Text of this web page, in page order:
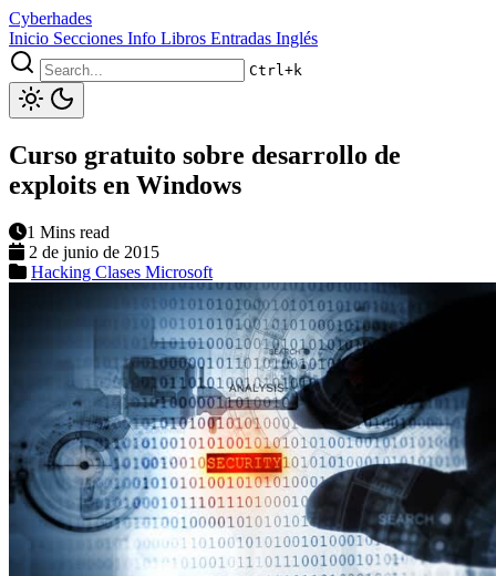
Cyberhades
Inicio Secciones Info Libros Entradas Inglés
Ctrl+k
Curso gratuito sobre desarrollo de
exploits en Windows
1 Mins read
2 de junio de 2015
Hacking Clases Microsoft